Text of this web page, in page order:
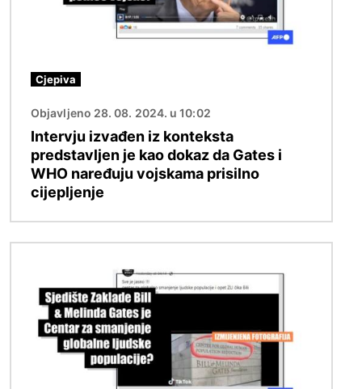
Cjepiva
Objavljeno 28. 08. 2024. u 10:02
Intervju izvađen iz konteksta
predstavljen je kao dokaz da Gates i
WHO naređuju vojskama prisilno
cijepljenje